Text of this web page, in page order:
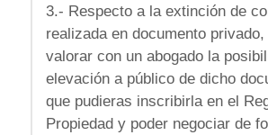
3.- Respecto a la extinción de
realizada en documento privado,
valorar con un abogado la
elevación a público de dicho
que pudieras inscribirla en el
Propiedad y poder negociar de